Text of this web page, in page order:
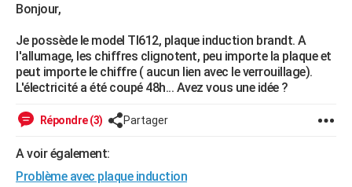
Essais
Réserver un essai
Citadines
Berlines
SUV
Forum auto
+HIGH-TECH
Mobiles
Meilleur smartphone
Internet
Ordinateurs
Jeux vidéo
Guide high-tech
+BRICOLAGE
Forum
Aménagement intérieur
Extérieur
Cuisine
Salle de bains
Jardinage
Rangement
WEEK-END
Guides de France
Escapades
Patrimoine
Expositions
Musées
Week-end nature
LIFESTYLE
SANTE
Alimentation
Guide de la santé
Maladies
Médicaments
Sommeil
VOYAGE
Bonjour,
Je possède le model TI612, plaque induction brandt. A
l'allumage, les chiffres clignotent, peu importe la plaque et
peut importe le chiffre ( aucun lien avec le verrouillage).
L'électricité a été coupé 48h... Avez vous une idée ?
Répondre (3) Partager
A voir également:
Problème avec plaque induction